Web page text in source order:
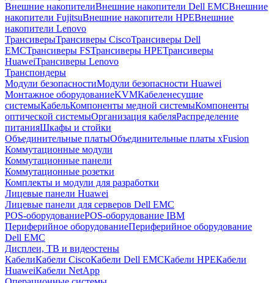
Внешние накопителиВнешние накопители Dell EMCВнешние
накопители FujitsuВнешние накопители HPEВнешние
накопители Lenovo
ТрансиверыТрансиверы CiscoТрансиверы Dell
EMCТрансиверы FSТрансиверы HPEТрансиверы
HuaweiТрансиверы Lenovo
Транспондеры
Модули безопасностиМодули безопасности Huawei
Монтажное оборудованиеKVMКабеленесущие
системыКабельКомпоненты медной системыКомпоненты
оптической системыОрганизация кабеляРаспределение
питанияШкафы и стойки
Объединительные платыОбъединительные платы xFusion
Коммутационные модули
Коммутационные панели
Коммутационные розетки
Комплекты и модули для разработки
Лицевые панели Huawei
Лицевые панели для серверов Dell EMC
POS-оборудованиеPOS-оборудование IBM
Периферийное оборудованиеПериферийное оборудование
Dell EMC
Дисплеи, ТВ и видеостены
КабелиКабели CiscoКабели Dell EMCКабели HPEКабели
HuaweiКабели NetApp